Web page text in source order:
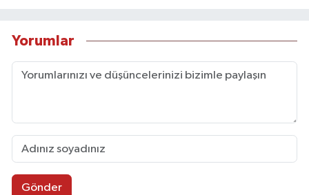
Yorumlar
Gönder